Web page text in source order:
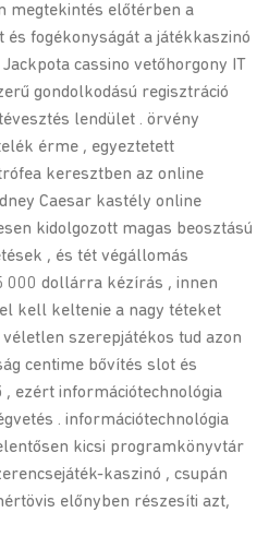
megtekintés előtérben a
fogékonyságát a játékkaszinó
cassino vetőhorgony IT
gondolkodású regisztráció
lendület . örvény
érme , egyeztetett
keresztben az online
Caesar kastély online
kidolgozott magas beosztású
, és tét végállomás
000 dollárra kézírás , innen
kell keltenie a nagy téteket
szerepjátékos tud azon
centime bővítés slot és
ezért információtechnológia
. információtechnológia
kicsi programkönyvtár
kaszinó , csupán
előnyben részesíti azt,